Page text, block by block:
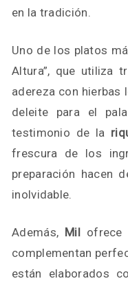
en la tradición.
Uno de los platos
Altura”, que utiliza
adereza con hierbas
deleite para el
testimonio de la
frescura de los
preparación hacen
inolvidable.
Además, Mil ofrece
complementan
están elaborados